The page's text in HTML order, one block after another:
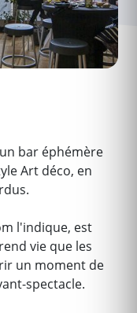
bar éphémère
Art déco, en
l'indique, est
vie que les
un moment de
spectacle.